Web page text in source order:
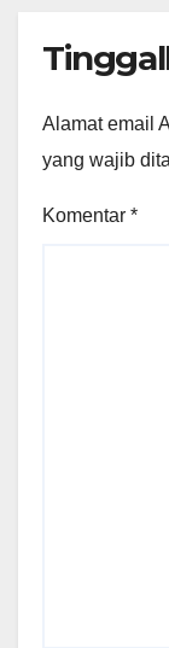
Alamat email
yang wajib
Komentar *